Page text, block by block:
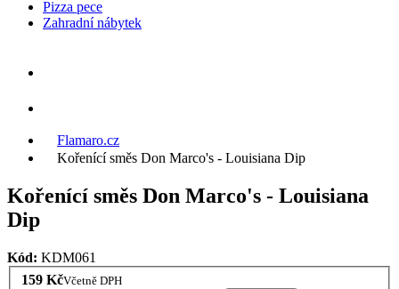
Pizza pece
Zahradní nábytek
Flamaro.cz
Kořenící směs Don Marco's - Louisiana Dip
Kořenící směs Don Marco's - Louisiana
Dip
Kód: KDM061
159 KčVčetně DPH